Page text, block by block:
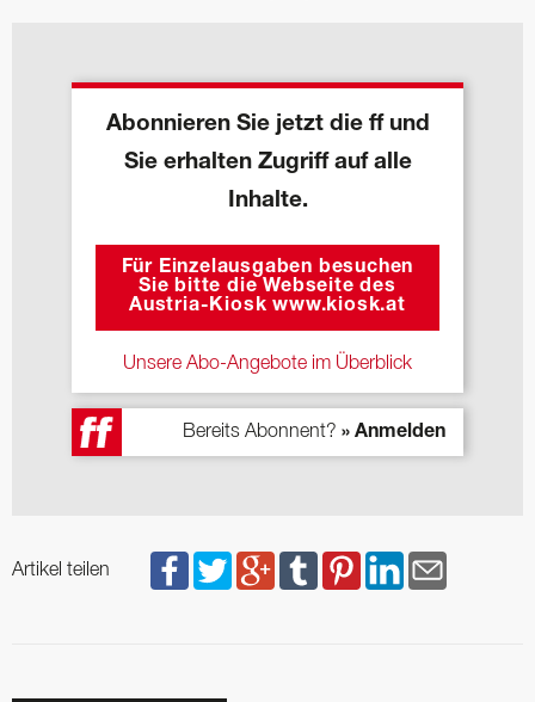
Abonnieren Sie jetzt die ff und
Sie erhalten Zugriff auf alle
Inhalte.
Für Einzelausgaben besuchen
Sie bitte die Webseite des
Austria-Kiosk www.kiosk.at
Unsere Abo-Angebote im Überblick
Bereits Abonnent? » Anmelden
Artikel teilen